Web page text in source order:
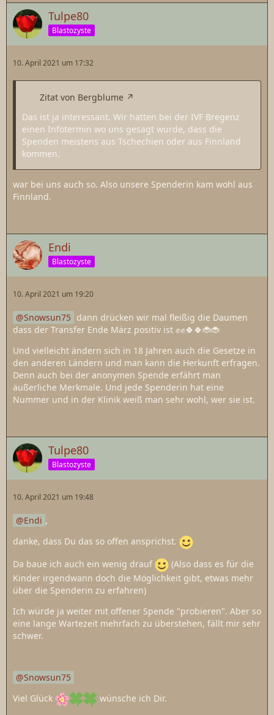
Tulpe80
Blastozyste
10. April 2021 um 17:32
Zitat von Bergblume
Das ist ja interessant. Wir hatten bei der IVF Bregenz
einen Infotermin wo uns gesagt wurde, dass die
Spenden meistens aus Tschechien oder aus Finnland
kommen.
war bei uns auch so. Also unsere Spenderin kam wohl aus
Finnland.
Endi
Blastozyste
10. April 2021 um 19:20
Snowsun75 dann drücken wir mal fleißig die Daumen
dass der Transfer Ende März positiv ist ✊✊🍀🍀🐞🐞
Und vielleicht ändern sich in 18 Jahren auch die Gesetze in
den anderen Ländern und man kann die Herkunft erfragen.
Denn auch bei der anonymen Spende erfährt man
äußerliche Merkmale. Und jede Spenderin hat eine
Nummer und in der Klinik weiß man sehr wohl, wer sie ist.
Tulpe80
Blastozyste
10. April 2021 um 19:48
Endi ,
danke, dass Du das so offen ansprichst.
Da baue ich auch ein wenig drauf
(Also dass es für die
Kinder irgendwann doch die Möglichkeit gibt, etwas mehr
über die Spenderin zu erfahren)
Ich würde ja weiter mit offener Spende "probieren". Aber so
eine lange Wartezeit mehrfach zu überstehen, fällt mir sehr
schwer.
Snowsun75
Viel Glück
wünsche ich Dir.